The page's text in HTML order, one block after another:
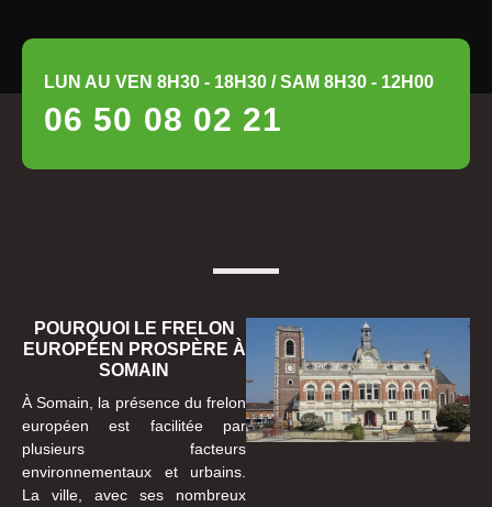
LUN AU VEN 8H30 - 18H30 / SAM 8H30 - 12H00
06 50 08 02 21
POURQUOI LE FRELON
EUROPÉEN PROSPÈRE À
SOMAIN
À Somain, la présence du frelon
européen est facilitée par
plusieurs facteurs
environnementaux et urbains.
La ville, avec ses nombreux